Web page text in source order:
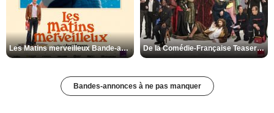
Les Matins merveilleux Bande-annonce VF De la Comédie-Française Teaser VF
Bandes-annonces à ne pas manquer